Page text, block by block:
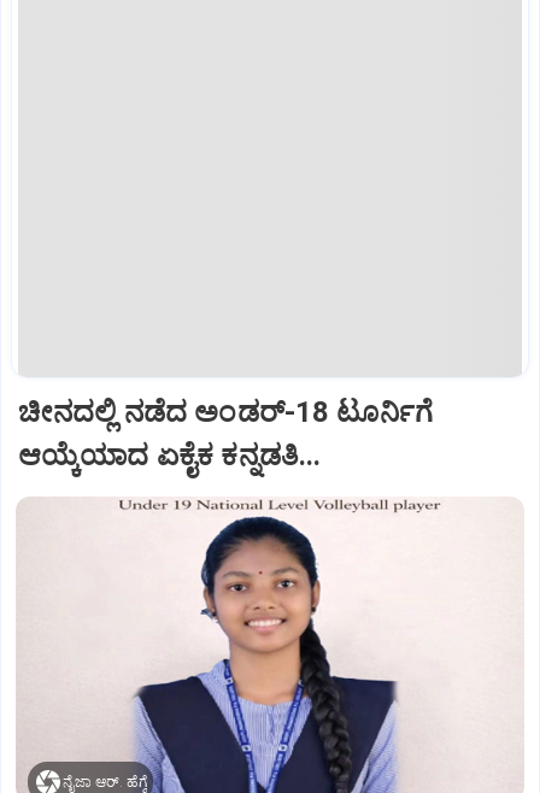
ಚೀನದಲ್ಲಿ ನಡೆದ ಅಂಡರ್‌-18 ಟೂರ್ನಿಗೆ
ಆಯ್ಕೆಯಾದ ಏಕೈಕ ಕನ್ನಡತಿ...
ನೈಜಾ ಆರ್‌. ಹೆಗ್ಡೆ